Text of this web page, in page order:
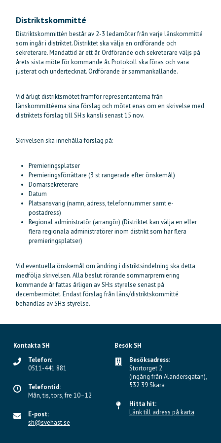
Distriktskommitté
Distriktskommittén består av 2-3 ledamöter från varje länskommitté
som ingår i distriktet. Distriktet ska välja en ordförande och
sekreterare. Mandattid är ett år. Ordförande och sekreterare väljs på
årets sista möte för kommande år. Protokoll ska föras och vara
justerat och undertecknat. Ordförande är sammankallande.
Vid årligt distriktsmötet framför representanterna från
länskommittéerna sina förslag och mötet enas om en skrivelse med
distriktets förslag till SH:s kansli senast 15 nov.
Skrivelsen ska innehålla förslag på:
Premieringsplatser
Premieringsförrättare (3 st rangerade efter önskemål)
Domarsekreterare
Datum
Platsansvarig (namn, adress, telefonnummer samt e-
postadress)
Regional administratör (arrangör) (Distriktet kan välja en eller
flera regionala administratörer inom distrikt som har flera
premieringsplatser)
Vid eventuella önskemål om ändring i distriktsindelning ska detta
medfölja skrivelsen. Alla beslut rörande sommarpremiering
kommande år fattas årligen av SH:s styrelse senast på
decembermötet. Endast förslag från läns/distriktskommitté
behandlas av SH:s styrelse.
Kontakta SH
Telefon:
0511-441 881
Telefontid:
Mån, tis, tors, fre 10–12
E-post:
sh@svehast.se
Besök SH
Besöksadress:
Stortorget 2
(ingång från Alandersgatan),
532 39 Skara
Hitta hit:
Länk till adress på karta